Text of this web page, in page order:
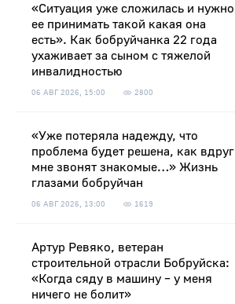
«Ситуация уже сложилась и нужно
ее принимать такой какая она
есть». Как бобруйчанка 22 года
ухаживает за сыном с тяжелой
инвалидностью
06 АВГ 2026, 15:00 2800
«Уже потеряла надежду, что
проблема будет решена, как вдруг
мне звонят знакомые…» Жизнь
глазами бобруйчан
06 АВГ 2026, 13:00 1619
Артур Ревяко, ветеран
строительной отрасли Бобруйска:
«Когда сяду в машину – у меня
ничего не болит»